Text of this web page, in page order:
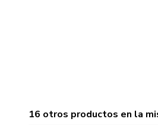
16 otros productos en la